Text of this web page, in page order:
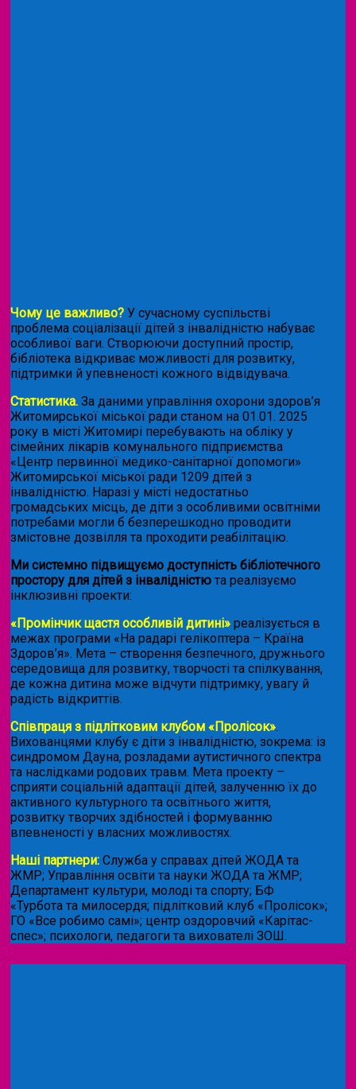
Чому це важливо? У сучасному суспільстві
проблема соціалізації дітей з інвалідністю набуває
особливої ваги. Створюючи доступний простір,
бібліотека відкриває можливості для розвитку,
підтримки й упевненості кожного відвідувача.
Статистика. За даними управління охорони здоров’я
Житомирської міської ради станом на 01.01. 2025
року в місті Житомирі перебувають на обліку у
сімейних лікарів комунального підприємства
«Центр первинної медико-санітарної допомоги»
Житомирської міської ради 1209 дітей з
інвалідністю. Наразі у місті недостатньо
громадських місць, де діти з особливими освітніми
потребами могли б безперешкодно проводити
змістовне дозвілля та проходити реабілітацію.
Ми системно підвищуємо доступність бібліотечного
простору для дітей з інвалідністю та реалізуємо
інклюзивні проекти:
«Промінчик щастя особливій дитині» реалізується в
межах програми «На радарі гелікоптера – Країна
Здоров’я». Мета – створення безпечного, дружнього
середовища для розвитку, творчості та спілкування,
де кожна дитина може відчути підтримку, увагу й
радість відкриттів.
Співпраця з підлітковим клубом «Пролісок».
Вихованцями клубу є діти з інвалідністю, зокрема: із
синдромом Дауна, розладами аутистичного спектра
та наслідками родових травм. Мета проекту –
сприяти соціальній адаптації дітей, залученню їх до
активного культурного та освітнього життя,
розвитку творчих здібностей і формуванню
впевненості у власних можливостях.
Наші партнери: Служба у справах дітей ЖОДА та
ЖМР; Управління освіти та науки ЖОДА та ЖМР;
Департамент культури, молоді та спорту; БФ
«Турбота та милосердя; підлітковий клуб «Пролісок»;
ГО «Все робимо самі»; центр оздоровчий «Карітас-
спес»; психологи, педагоги та вихователі ЗОШ.